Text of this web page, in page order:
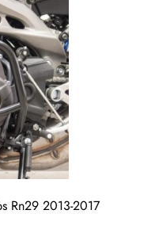
Rn29 2013-2017